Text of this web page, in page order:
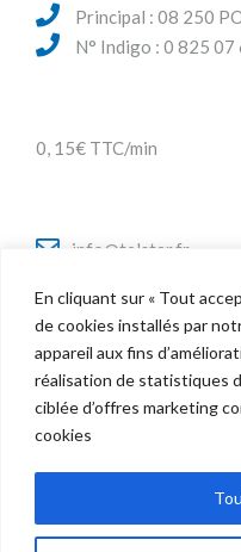
En cliquant sur « Tout
de cookies installés par
appareil aux fins
réalisation de statistiques
ciblée d’offres marketing
cookies
Principal : 08 250
N° Indigo : 0 825 07
0, 15€ TTC/min
info@telstar.fr
Twitter
Facebook